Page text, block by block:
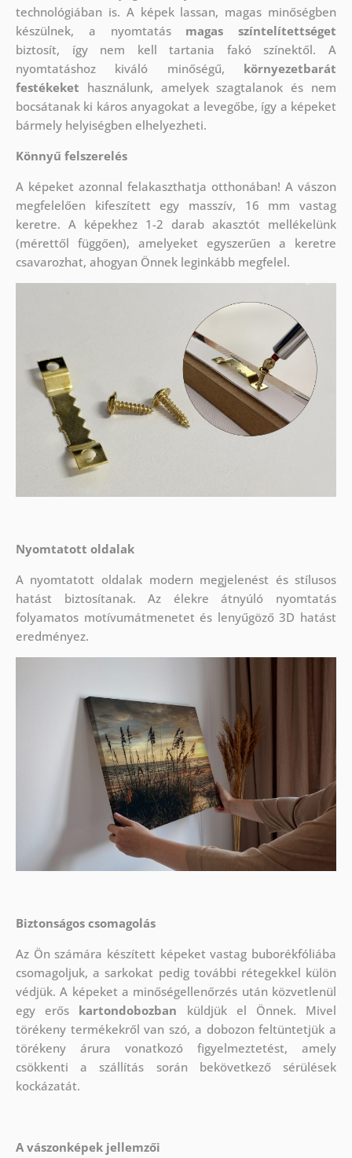
technológiában is. A képek lassan, magas minőségben
készülnek, a nyomtatás magas színtelítettséget
biztosít, így nem kell tartania fakó színektől. A
nyomtatáshoz kiváló minőségű, környezetbarát
festékeket használunk, amelyek szagtalanok és nem
bocsátanak ki káros anyagokat a levegőbe, így a képeket
bármely helyiségben elhelyezheti.
Könnyű felszerelés
A képeket azonnal felakaszthatja otthonában! A vászon
megfelelően kifeszített egy masszív, 16 mm vastag
keretre. A képekhez 1-2 darab akasztót mellékelünk
(mérettől függően), amelyeket egyszerűen a keretre
csavarozhat, ahogyan Önnek leginkább megfelel.
Nyomtatott oldalak
A nyomtatott oldalak modern megjelenést és stílusos
hatást biztosítanak. Az élekre átnyúló nyomtatás
folyamatos motívumátmenetet és lenyűgöző 3D hatást
eredményez.
Biztonságos csomagolás
Az Ön számára készített képeket vastag buborékfóliába
csomagoljuk, a sarkokat pedig további rétegekkel külön
védjük.A képeket a minőségellenőrzés után közvetlenül
egy erős kartondobozban küldjük el Önnek. Mivel
törékeny termékekről van szó, a dobozon feltüntetjük a
törékeny árura vonatkozó figyelmeztetést, amely
csökkenti a szállítás során bekövetkező sérülések
kockázatát.
A vászonképek jellemzői